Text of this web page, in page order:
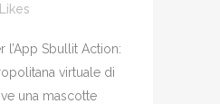
Likes
l’App Sbullit Action:
virtuale di
una mascotte